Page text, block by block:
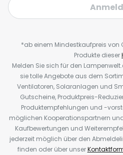
*ab einem Mindestkaufpreis von
Produkte dieser
Melden Sie sich für den
sie tolle Angebote aus dem
Ventilatoren, Solaranlagen und
Gutscheine, Produktpreis-
Produktempfehlungen und -
möglichen Kooperationspartnern
Kaufbewertungen und
jederzeit möglich über den
finden oder über unser